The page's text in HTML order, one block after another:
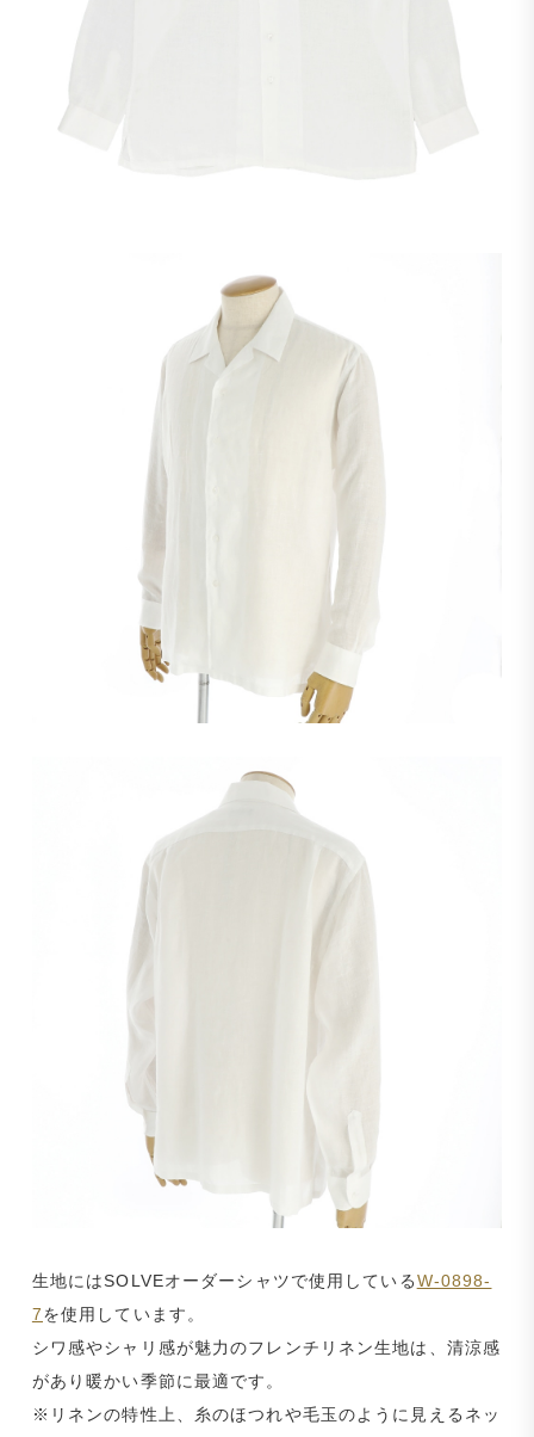
生地にはSOLVEオーダーシャツで使用しているW-0898-
7を使用しています。
シワ感やシャリ感が魅力のフレンチリネン生地は、清涼感
があり暖かい季節に最適です。
※リネンの特性上、糸のほつれや毛玉のように見えるネッ